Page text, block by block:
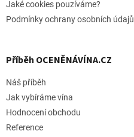
e
n
Jaké cookies pouzíváme?
Podmínky ochrany osobních údajů
Příběh OCENĚNÁVÍNA.CZ
Náš příběh
Jak vybíráme vína
Hodnocení obchodu
Reference